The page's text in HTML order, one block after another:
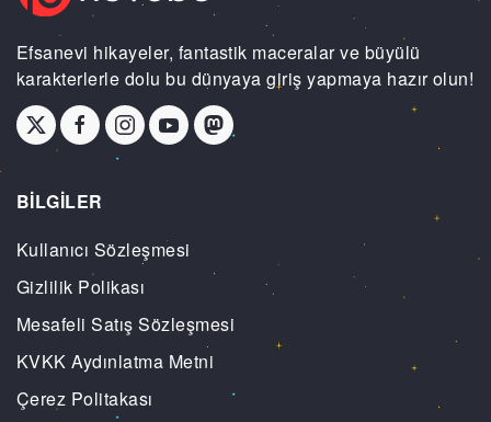
Efsanevi hikayeler, fantastik maceralar ve büyülü
karakterlerle dolu bu dünyaya giriş yapmaya hazır olun!
BİLGİLER
Kullanıcı Sözleşmesi
Gizlilik Polikası
Mesafeli Satış Sözleşmesi
KVKK Aydınlatma Metni
Çerez Politakası